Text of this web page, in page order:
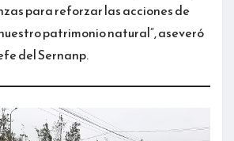
para reforzar las acciones de
patrimonio natural”, aseveró
del Sernanp.